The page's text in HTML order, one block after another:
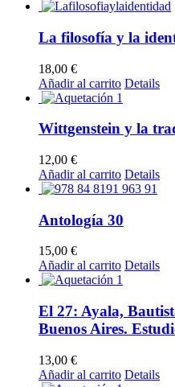
La filosofía y la
18,00 €
Añadir al carrito Details
Wittgenstein y la
12,00 €
Añadir al carrito Details
Antología 30
15,00 €
Añadir al carrito Details
El 27: Ayala,
Buenos Aires.
13,00 €
Añadir al carrito Details